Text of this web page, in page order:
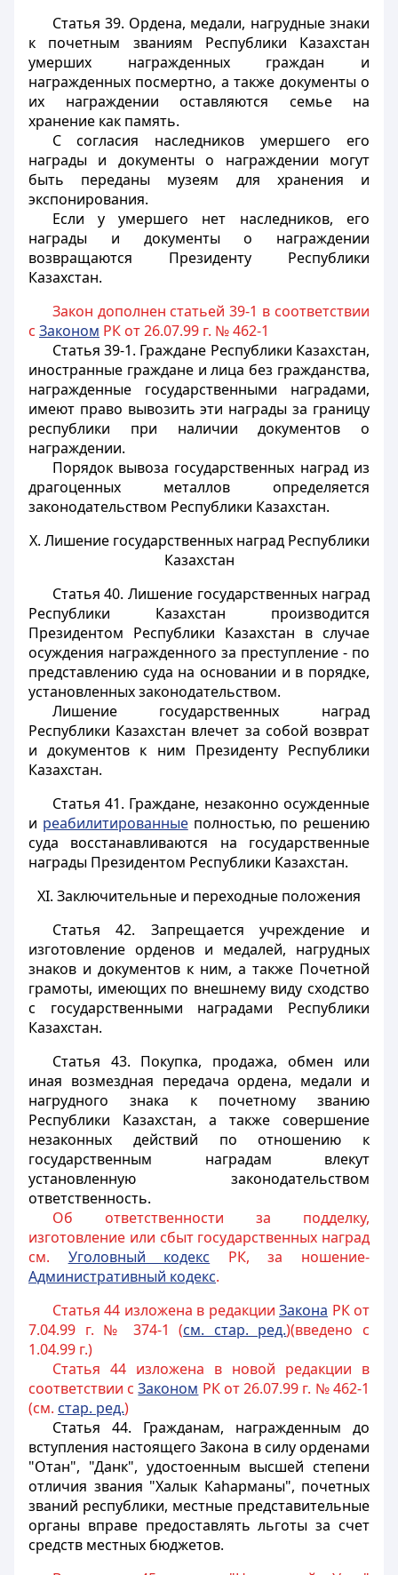
Статья 39. Ордена, медали, нагрудные знаки
к почетным званиям Республики Казахстан
умерших награжденных граждан и
награжденных посмертно, а также документы о
их награждении оставляются семье на
хранение как память.
С согласия наследников умершего его
награды и документы о награждении могут
быть переданы музеям для хранения и
экспонирования.
Если у умершего нет наследников, его
награды и документы о награждении
возвращаются Президенту Республики
Казахстан.
Закон дополнен статьей 39-1 в соответствии
с Законом РК от 26.07.99 г. № 462-1
Статья 39-1. Граждане Республики Казахстан,
иностранные граждане и лица без гражданства,
награжденные государственными наградами,
имеют право вывозить эти награды за границу
республики при наличии документов о
награждении.
Порядок вывоза государственных наград из
драгоценных металлов определяется
законодательством Республики Казахстан.
X. Лишение государственных наград Республики
Казахстан
Статья 40. Лишение государственных наград
Республики Казахстан производится
Президентом Республики Казахстан в случае
осуждения награжденного за преступление - по
представлению суда на основании и в порядке,
установленных законодательством.
Лишение государственных наград
Республики Казахстан влечет за собой возврат
и документов к ним Президенту Республики
Казахстан.
Статья 41. Граждане, незаконно осужденные
и реабилитированныеполностью, по решению
суда восстанавливаются на государственные
награды Президентом Республики Казахстан.
XI. Заключительные и переходные положения
Статья 42. Запрещается учреждение и
изготовление орденов и медалей, нагрудных
знаков и документов к ним, а также Почетной
грамоты, имеющих по внешнему виду сходство
с государственными наградами Республики
Казахстан.
Статья 43. Покупка, продажа, обмен или
иная возмездная передача ордена, медали и
нагрудного знака к почетному званию
Республики Казахстан, а также совершение
незаконных действий по отношению к
государственным наградам влекут
установленную законодательством
ответственность.
Об ответственности за подделку,
изготовление или сбыт государственных наград
см. Уголовный кодекс РК, за ношение-
Административный кодекс.
Статья 44 изложена в редакцииЗакона РК от
7.04.99 г. № 374-1 (см. стар. ред.)(введено с
1.04.99 г.)
Статья 44 изложена в новой редакции в
соответствии сЗаконом РК от 26.07.99 г. № 462-1
(см. стар. ред.)
Статья 44. Гражданам, награжденным до
вступления настоящего Закона в силу орденами
"Отан", "Данк", удостоенным высшей степени
отличия звания "Халык Каhарманы", почетных
званий республики, местные представительные
органы вправе предоставлять льготы за счет
средств местных бюджетов.